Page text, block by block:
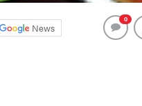
News
0